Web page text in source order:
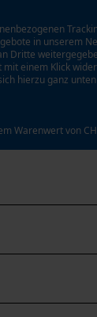
in unserem
Dritte
mit einem Klick
hierzu ganz unten
Warenwert von
KOX
Cookies